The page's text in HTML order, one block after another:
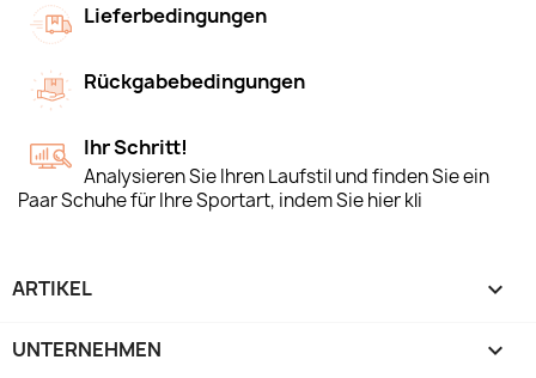
Lieferbedingungen
Rückgabebedingungen
Ihr Schritt!
Analysieren Sie Ihren Laufstil und finden Sie ein
Paar Schuhe für Ihre Sportart, indem Sie hier kli
ARTIKEL 
UNTERNEHMEN 